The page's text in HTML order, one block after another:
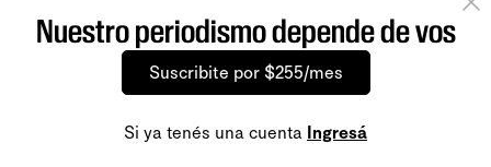
Nuestro periodismo depende de vos
Suscribite por $255/mes
Si ya tenés una cuenta Ingresá